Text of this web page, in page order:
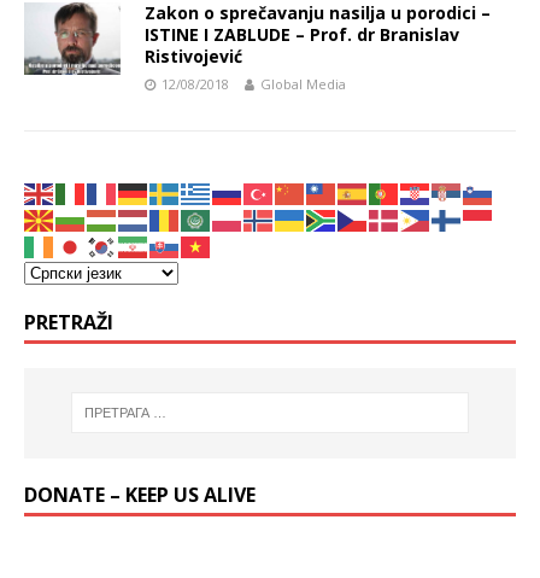
Zakon o sprečavanju nasilja u porodici –
ISTINE I ZABLUDE – Prof. dr Branislav
Ristivojević
12/08/2018 Global Media
PRETRAŽI
DONATE – KEEP US ALIVE